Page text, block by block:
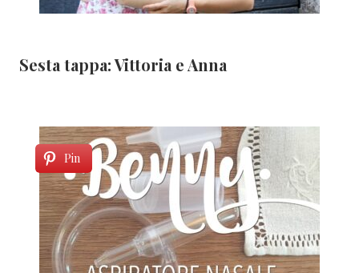
Sesta tappa: Vittoria e Anna
Pin